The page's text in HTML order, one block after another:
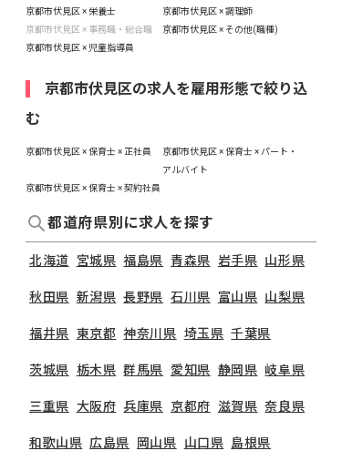
京都市伏見区 × 栄養士
京都市伏見区 × 調理師
京都市伏見区 × 事務職・総合職
京都市伏見区 × その他(職種)
京都市伏見区 × 児童指導員
京都市伏見区の求人を雇用形態で絞り込
む
京都市伏見区 × 保育士 × 正社員
京都市伏見区 × 保育士 × パート・
アルバイト
京都市伏見区 × 保育士 × 契約社員
都道府県別に求人を探す
北海道 宮城県 福島県 青森県 岩手県 山形県
秋田県 新潟県 長野県 石川県 富山県 山梨県
福井県 東京都 神奈川県 埼玉県 千葉県
茨城県 栃木県 群馬県 愛知県 静岡県 岐阜県
三重県 大阪府 兵庫県 京都府 滋賀県 奈良県
和歌山県 広島県 岡山県 山口県 島根県